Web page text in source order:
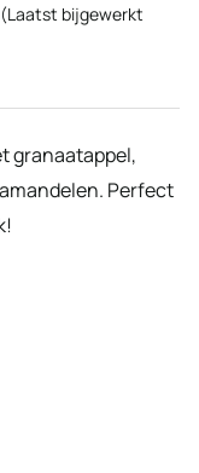
(Laatst bijgewerkt
granaatappel,
Perfect